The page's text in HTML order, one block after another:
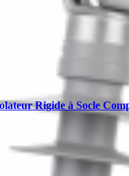
Rigide à Socle